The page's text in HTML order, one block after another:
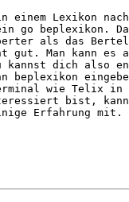
einem Lexikon
go beplexikon.
als das
Man kann es
kannst dich also
beplexikon
wie Telix
bist,
Erfahrung mit.